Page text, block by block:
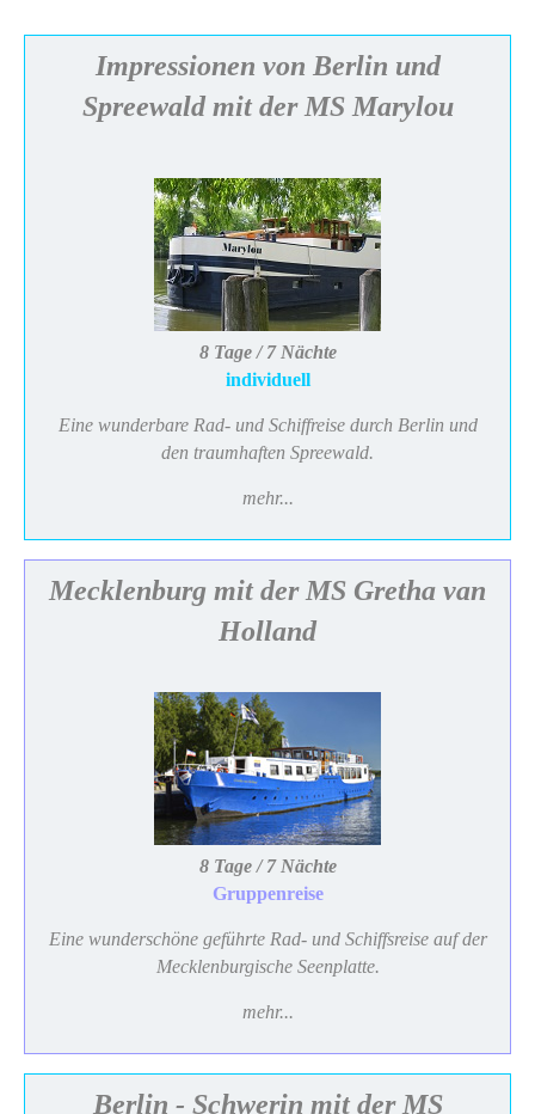
Impressionen von Berlin und
Spreewald mit der MS Marylou
8 Tage / 7 Nächte
individuell
Eine wunderbare Rad- und Schiffreise durch Berlin und
den traumhaften Spreewald.
mehr...
Mecklenburg mit der MS Gretha van
Holland
8 Tage / 7 Nächte
Gruppenreise
Eine wunderschöne geführte Rad- und Schiffsreise auf der
Mecklenburgische Seenplatte.
mehr...
Berlin - Schwerin mit der MS